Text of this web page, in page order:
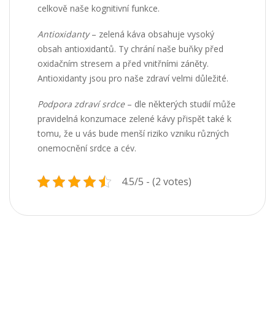
celkově naše kognitivní funkce.
Antioxidanty– zelená káva obsahuje vysoký
obsah antioxidantů. Ty chrání naše buňky před
oxidačním stresem a před vnitřními záněty.
Antioxidanty jsou pro naše zdraví velmi důležité.
Podpora zdraví srdce– dle některých studií může
pravidelná konzumace zelené kávy přispět také k
tomu, že u vás bude menší riziko vzniku různých
onemocnění srdce a cév.
4.5/5 - (2 votes)